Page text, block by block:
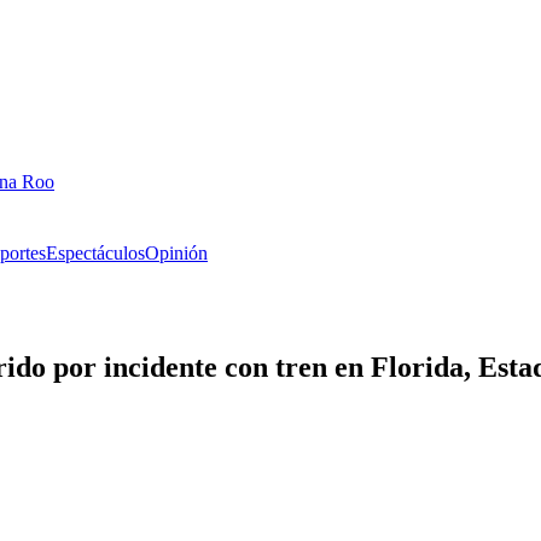
Roo
EspectáculosOpinión
por incidente con tren en Florida,